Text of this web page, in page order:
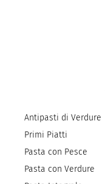
Antipasti di Verdure
Primi Piatti
Pasta con Pesce
Pasta con Verdure